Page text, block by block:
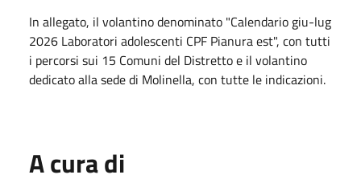
In allegato, il volantino denominato "Calendario giu-lug
2026 Laboratori adolescenti CPF Pianura est", con tutti
i percorsi sui 15 Comuni del Distretto e il volantino
dedicato alla sede di Molinella, con tutte le indicazioni.
A cura di